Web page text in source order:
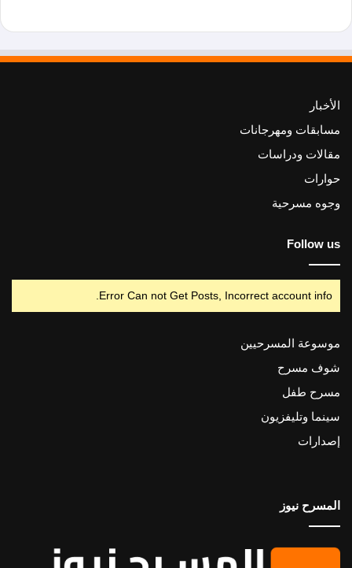
الأخبار
مسابقات ومهرجانات
مقالات ودراسات
حوارات
وجوه مسرحية
Follow us
Error Can not Get Posts, Incorrect account info.
موسوعة المسرحيين
شوف مسرح
مسرح طفل
سينما وتليفزيون
إصدارات
المسرح نيوز